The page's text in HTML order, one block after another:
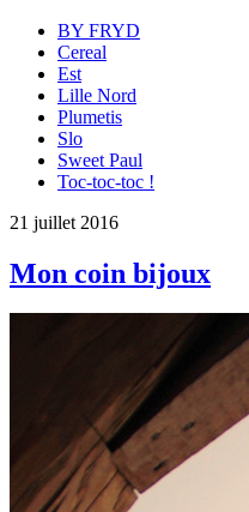
BY FRYD
Cereal
Est
Lille Nord
Plumetis
Slo
Sweet Paul
Toc-toc-toc !
21 juillet 2016
Mon coin bijoux